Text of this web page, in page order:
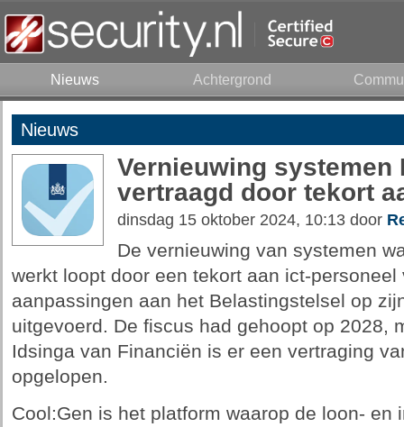
Nieuws Achtergrond
Nieuws
Vernieuwing systemen
vertraagd door tekort
dinsdag 15 oktober 2024, 10:13 door
De vernieuwing van systemen
werkt loopt door een tekort aan ict-
aanpassingen aan het Belastingstelsel op
uitgevoerd. De fiscus had gehoopt op 2028,
Idsinga van Financiën is er een vertraging
opgelopen.
Cool:Gen is het platform waarop de loon- en